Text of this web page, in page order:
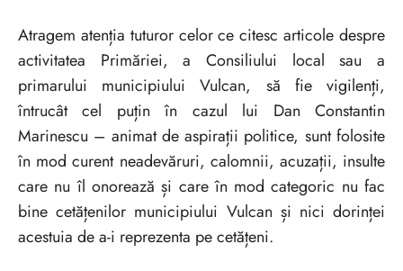
Atragem atenția tuturor celor ce citesc articole despre
activitatea Primăriei, a Consiliului local sau a
primarului municipiului Vulcan, să fie vigilenți,
întrucât cel puțin în cazul lui Dan Constantin
Marinescu – animat de aspirații politice, sunt folosite
în mod curent neadevăruri, calomnii, acuzații, insulte
care nu îl onorează și care în mod categoric nu fac
bine cetățenilor municipiului Vulcan și nici dorinței
acestuia de a-i reprezenta pe cetățeni.